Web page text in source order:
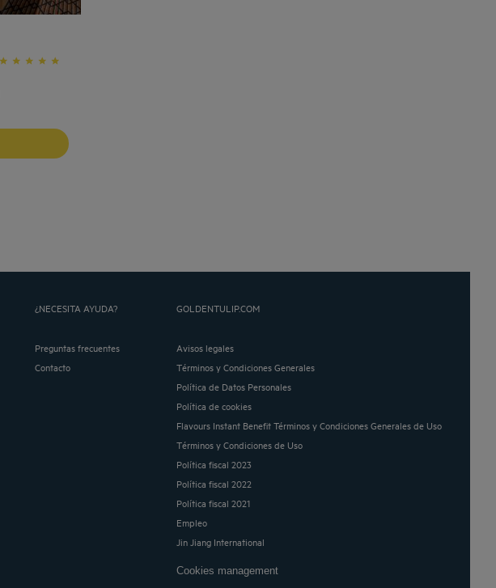
¿NECESITA AYUDA?
Preguntas frecuentes
Contacto
GOLDENTULIP.COM
Avisos legales
Términos y Condiciones Generales
Política de Datos Personales
Política de cookies
Flavours Instant Benefit Términos y Condiciones Generales de Uso
Términos y Condiciones de Uso
Política fiscal 2023
Política fiscal 2022
Política fiscal 2021
Empleo
Jin Jiang International
Cookies management